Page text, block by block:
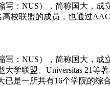
写：NUS），简称国大，
校联盟的成员，也通过
写：NUS），简称国大
学联盟、Universitas 21
是一所共有16个学院的